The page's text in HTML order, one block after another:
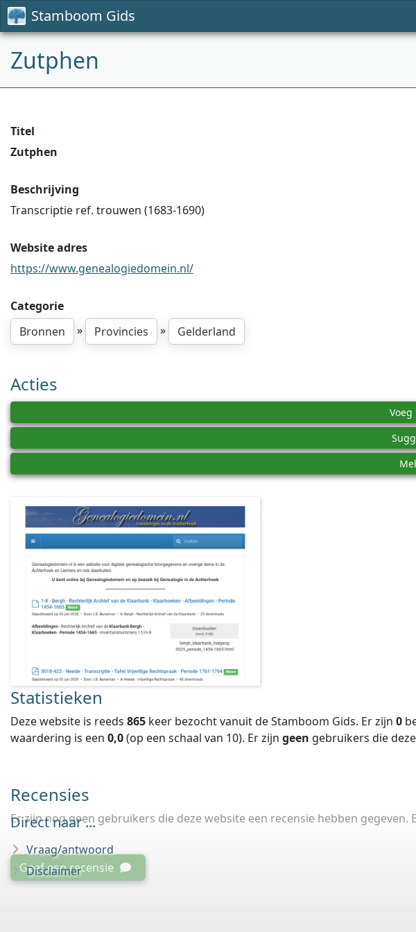
Stamboom Gids
Zutphen
Titel
Zutphen
Beschrijving
Transcriptie ref. trouwen (1683-1690)
Website adres
https://www.genealogiedomein.nl/
Categorie
Bronnen
» Provincies » Gelderland
Acties
Statistieken
Deze website is reeds 865 keer bezocht vanuit de Stamboom Gids. Er zijn 0
waardering is een 0,0(op een schaal van 10). Er zijn geen gebruikers die
Recensies
Er zijn nog geen gebruikers die deze website een recensie hebben gegeven.
Geef een recensie
Direct naar ...
Vraag/antwoord
Disclaimer